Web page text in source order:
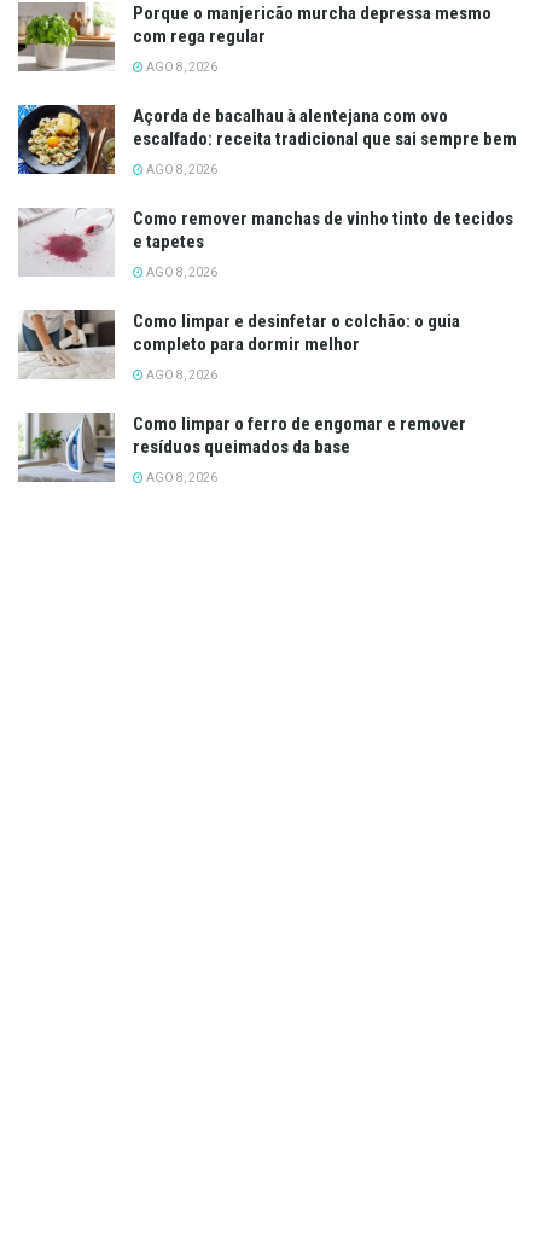
Porque o manjericão murcha depressa mesmo
com rega regular
AGO 8, 2026
Açorda de bacalhau à alentejana com ovo
escalfado: receita tradicional que sai sempre bem
AGO 8, 2026
Como remover manchas de vinho tinto de tecidos
e tapetes
AGO 8, 2026
Como limpar e desinfetar o colchão: o guia
completo para dormir melhor
AGO 8, 2026
Como limpar o ferro de engomar e remover
resíduos queimados da base
AGO 8, 2026